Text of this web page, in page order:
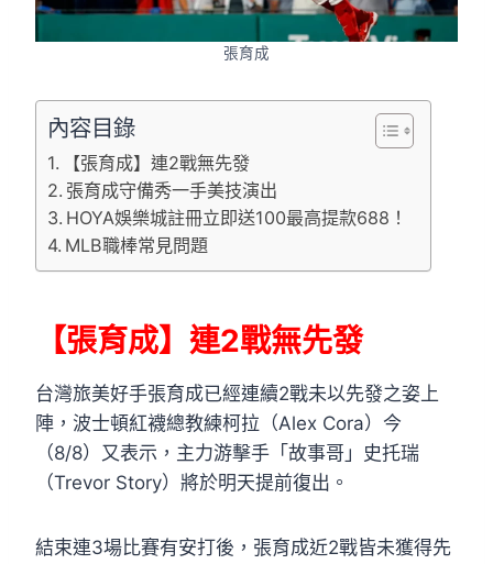
張育成
內容目錄
【張育成】連2戰無先發
張育成守備秀一手美技演出
HOYA娛樂城註冊立即送100最高提款688！
MLB職棒常見問題
【張育成】連2戰無先發
台灣旅美好手張育成已經連續2戰未以先發之姿上
陣，波士頓紅襪總教練柯拉（Alex Cora）今
（8/8）又表示，主力游擊手「故事哥」史托瑞
（Trevor Story）將於明天提前復出。
結束連3場比賽有安打後，張育成近2戰皆未獲得先